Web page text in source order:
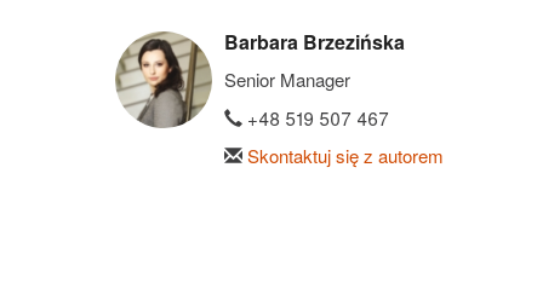
Barbara Brzezińska
Senior Manager
+48 519 507 467
Skontaktuj się z autorem